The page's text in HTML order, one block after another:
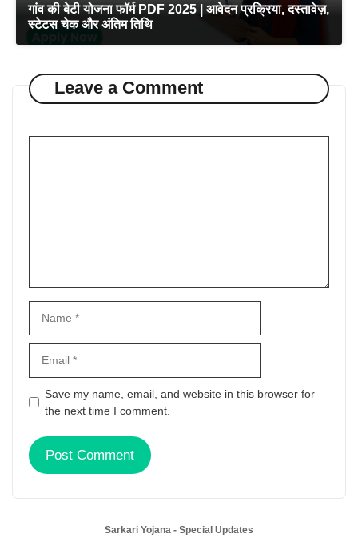
गांव की बेटी योजना फॉर्म PDF 2025 | आवेदन प्रक्रिया, दस्तावेज़,
स्टेटस चेक और अंतिम तिथि
Leave a Comment
Save my name, email, and website in this browser for
the next time I comment.
Website
Sarkari Yojana - Special Updates